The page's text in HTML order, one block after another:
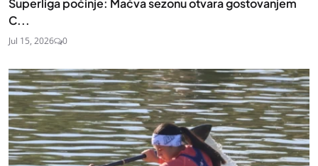
Superliga počinje: Mačva sezonu otvara gostovanjem
C...
Jul 15, 2026 0